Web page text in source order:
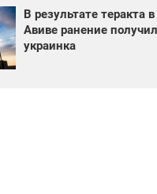
В результате теракта
Авиве ранение
украинка